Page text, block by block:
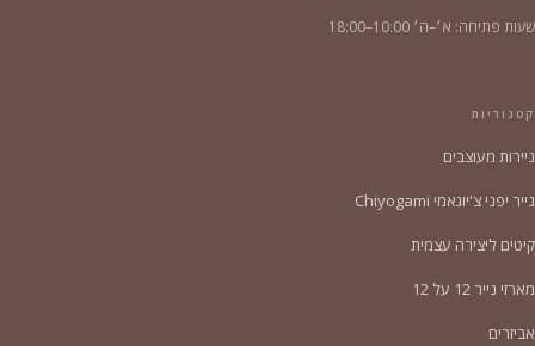
שעות פתיחה: א׳–ה׳ 10:00–18:00
קטגוריות
ניירות מעוצבים
נייר יפני צ'יוגאמי Chiyogami
קיטים ליצירה עצמית
מארזי נייר 12 על 12
אביזרים